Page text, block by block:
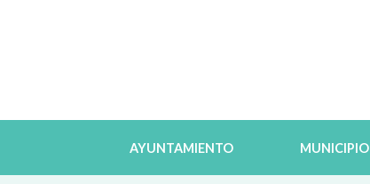
AYUNTAMIENTO MUNICIPIO